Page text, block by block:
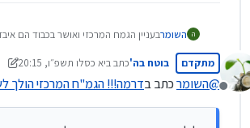
ה השומרבעניין הגמח המרכזי ואושר בכבוד הם
יכל לעשות משהו פשוט אחר ולהרוויח אף
שיש יותר ילדים היה מוסיף 30 שקל בחודש על הביטוח האם לזה יקרא חסד???
מנותק
מתקדם בוטח בה'כתב ביא כסלו תשפ״ו, 20:15
נערך לאחרונה על ידי
@השומרכתב בדרמה!!! הגמ"ח המרכזי הולך